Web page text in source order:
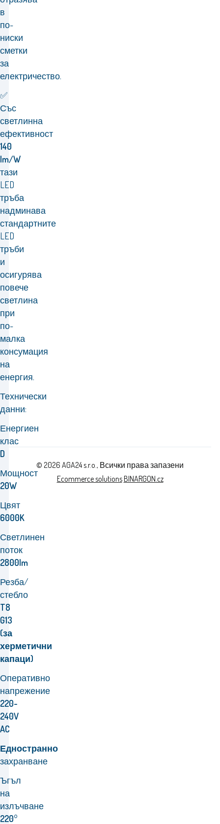
в
по-
ниски
сметки
за
електричество.
✅
Със
светлинна
ефективност
140
lm/W
тази
LED
тръба
надминава
стандартните
LED
тръби
и
осигурява
повече
светлина
при
по-
малка
консумация
на
енергия.
Технически
данни:
Енергиен
клас
D
Мощност
20W
Цвят
6000K
Светлинен
поток
2800lm
Резба/
стебло
T8
G13
(за
херметични
капаци)
Оперативно
напрежение
220-
240V
AC
Едностранно
захранване
Ъгъл
на
излъчване
220°
© 2026 AGA24 s.r.o., Всички права запазени
Ecommerce solutionsBINARGON.cz